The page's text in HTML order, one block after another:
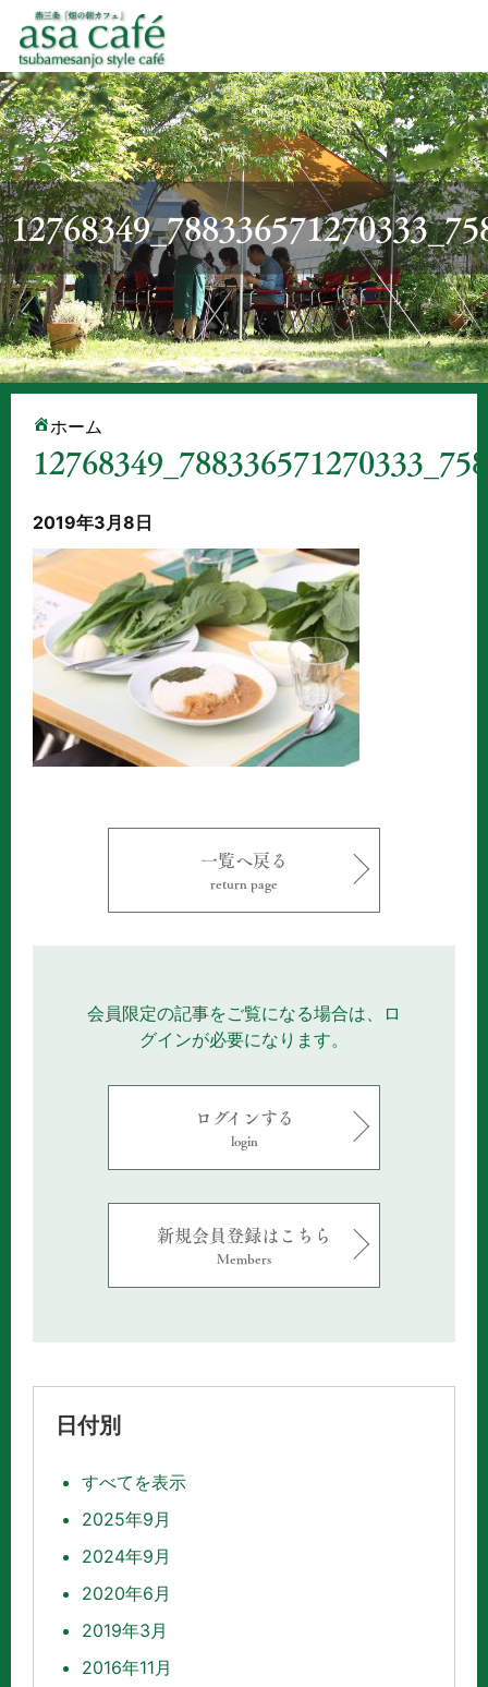
ホーム
2019年3月8日
一覧へ戻る
return page
会員限定の記事をご覧になる場合は、ロ
グインが必要になります。
ログインする
login
新規会員登録はこちら
Members
日付別
すべてを表示
2025年9月
2024年9月
2020年6月
2019年3月
2016年11月